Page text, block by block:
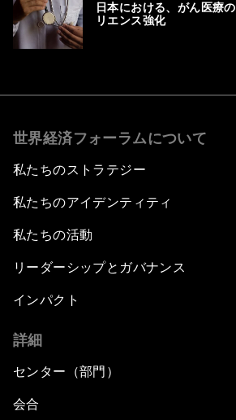
日本における、がん医療
リエンス強化
世界経済フォーラムについて
私たちのストラテジー
私たちのアイデンティティ
私たちの活動
リーダーシップとガバナンス
インパクト
詳細
センター（部門）
会合